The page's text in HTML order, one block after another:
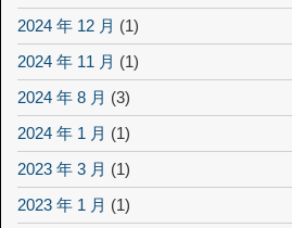
2024 年 12 月 (1)
2024 年 11 月 (1)
2024 年 8 月 (3)
2024 年 1 月 (1)
2023 年 3 月 (1)
2023 年 1 月 (1)